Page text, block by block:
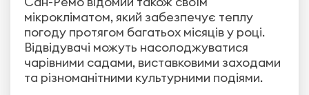
мікрокліматом, який забезпечує теплу
погоду протягом багатьох місяців у році.
Відвідувачі можуть насолоджуватися
чарівними садами, виставковими заходами
та різноманітними культурними подіями.